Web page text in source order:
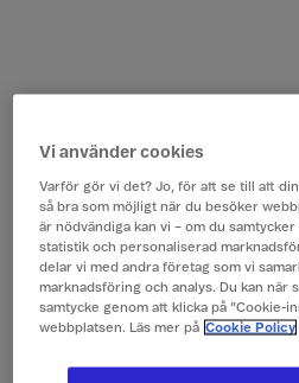
Vi använder cookies
Varför gör vi det? Jo, för att se till att
så bra som möjligt när du besöker
är nödvändiga kan vi – om du
statistik och personaliserad
delar vi med andra företag som vi
marknadsföring och analys. Du kan när
samtycke genom att klicka på ”Cookie-
webbplatsen. Läs mer på Cookie Policy